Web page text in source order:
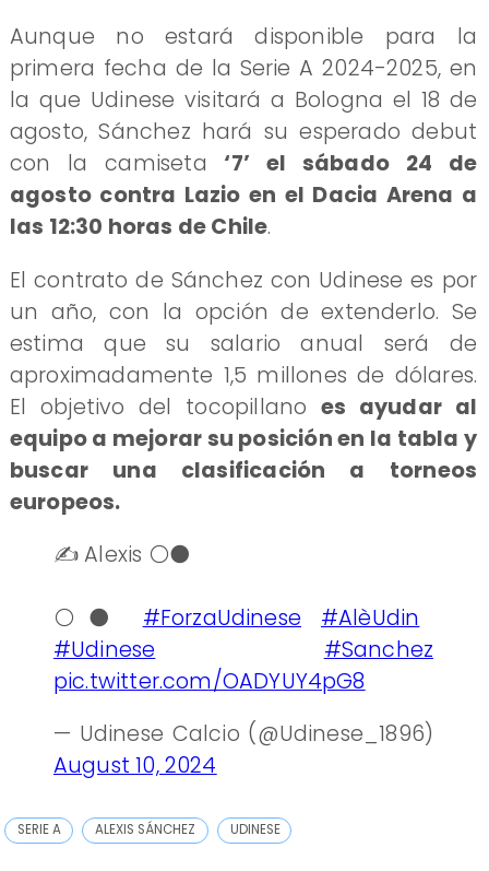
Aunque no estará disponible para la
primera fecha de la Serie A 2024-2025, en
la que Udinese visitará a Bologna el 18 de
agosto, Sánchez hará su esperado debut
con la camiseta ‘7’ el sábado 24 de
agosto contra Lazio en el Dacia Arena a
las 12:30 horas de Chile.
El contrato de Sánchez con Udinese es por
un año, con la opción de extenderlo. Se
estima que su salario anual será de
aproximadamente 1,5 millones de dólares.
El objetivo del tocopillano es ayudar al
equipo a mejorar su posición en la tabla y
buscar una clasificación a torneos
europeos.
✍️ Alexis ⚪️⚫️
⚪️⚫️ #ForzaUdinese
#AlèUdin
#Udinese
#Sanchez
pic.twitter.com/OADYUY4pG8
— Udinese Calcio (@Udinese_1896)
August 10, 2024
SERIE A ALEXIS SÁNCHEZ UDINESE